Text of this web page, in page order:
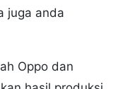
juga anda
Oppo dan